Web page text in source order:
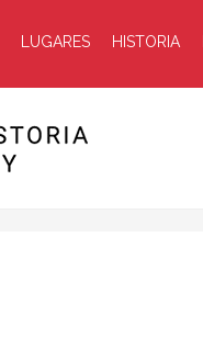
LUGARES HISTORIA